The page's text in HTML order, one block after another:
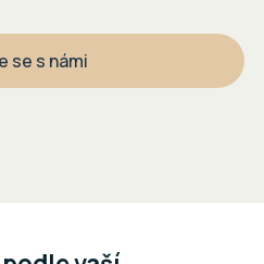
se s námi